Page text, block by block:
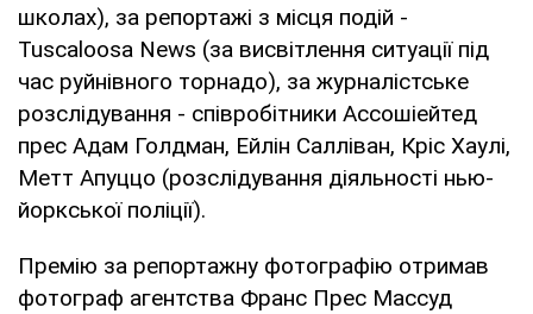
школах), за репортажі з місця подій -
Tuscaloosa News (за висвітлення ситуації під
час руйнівного торнадо), за журналістське
розслідування - співробітники Ассошіейтед
прес Адам Голдман, Ейлін Салліван, Кріс Хаулі,
Метт Апуццо (розслідування діяльності нью-
йоркської поліції).
Премію за репортажну фотографію отримав
фотограф агентства Франс Прес Массуд